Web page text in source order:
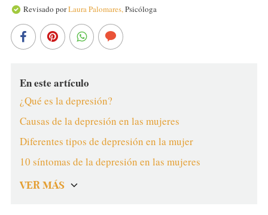
Revisado porLaura Palomares,Psicóloga
En este artículo
¿Qué es la depresión?
Causas de la depresión en las mujeres
Diferentes tipos de depresión en la mujer
10 síntomas de la depresión en las mujeres